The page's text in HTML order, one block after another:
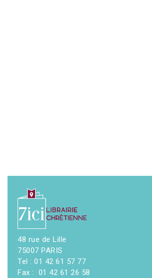
48 rue de Lille
75007 PARIS
Tel : 01 42 61 57 77
Fax : 01 42 61 26 58